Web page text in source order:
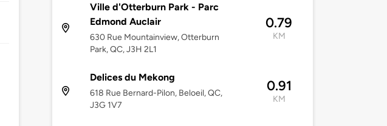
Ville d'Otterburn Park - Parc
Edmond Auclair
630 Rue Mountainview, Otterburn
Park, QC, J3H 2L1
0.79
KM
Delices du Mekong
618 Rue Bernard-Pilon, Beloeil, QC,
J3G 1V7
0.91
KM